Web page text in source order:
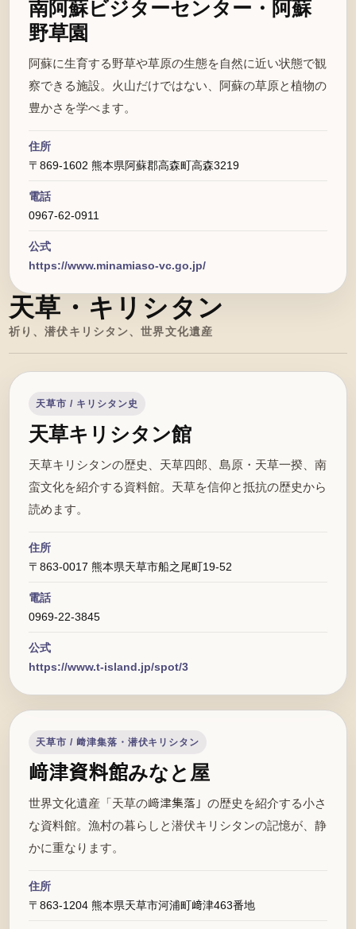
南阿蘇ビジターセンター・阿蘇
野草園
阿蘇に生育する野草や草原の生態を自然に近い状態で観
察できる施設。火山だけではない、阿蘇の草原と植物の
豊かさを学べます。
住所
〒869-1602 熊本県阿蘇郡高森町高森3219
電話
0967-62-0911
公式
https://www.minamiaso-vc.go.jp/
天草・キリシタン
祈り、潜伏キリシタン、世界文化遺産
天草市 / キリシタン史
天草キリシタン館
天草キリシタンの歴史、天草四郎、島原・天草一揆、南
蛮文化を紹介する資料館。天草を信仰と抵抗の歴史から
読めます。
住所
〒863-0017 熊本県天草市船之尾町19-52
電話
0969-22-3845
公式
https://www.t-island.jp/spot/3
天草市 / 﨑津集落・潜伏キリシタン
﨑津資料館みなと屋
世界文化遺産「天草の﨑津集落」の歴史を紹介する小さ
な資料館。漁村の暮らしと潜伏キリシタンの記憶が、静
かに重なります。
住所
〒863-1204 熊本県天草市河浦町﨑津463番地